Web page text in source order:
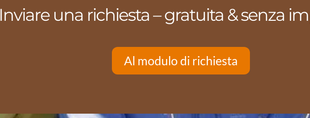
Inviare una richiesta – gratuita & senza
Al modulo di richiesta